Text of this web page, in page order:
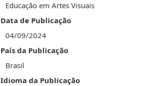
Educação em Artes Visuais
Data de Publicação
04/09/2024
País da Publicação
Brasil
Idioma da Publicação